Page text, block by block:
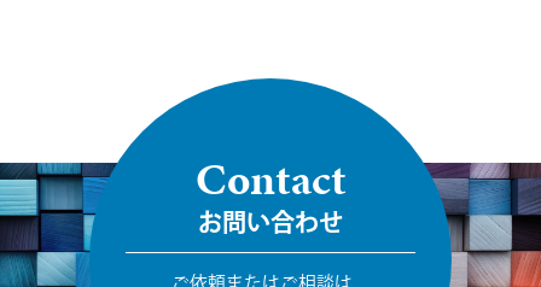
Contact
お問い合わせ
ご依頼またはご相談は、